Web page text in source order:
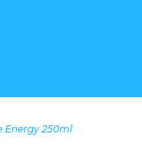
Energy 250ml